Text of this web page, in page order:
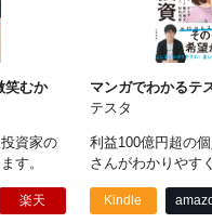
笑むか
資家の
す。
楽天
マンガでわかるテ
テスタ
利益100億円超の
さんがわかりやす
Kindle